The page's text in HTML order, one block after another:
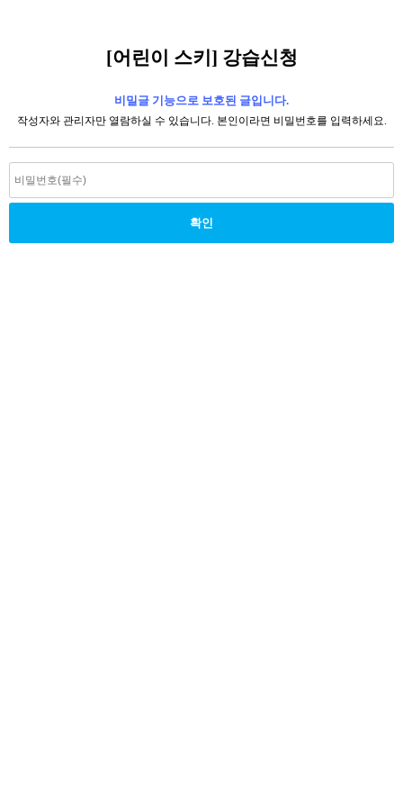
[어린이 스키] 강습신청
비밀글 기능으로 보호된 글입니다.
작성자와 관리자만 열람하실 수 있습니다. 본인이라면 비밀번호를 입력하세요.